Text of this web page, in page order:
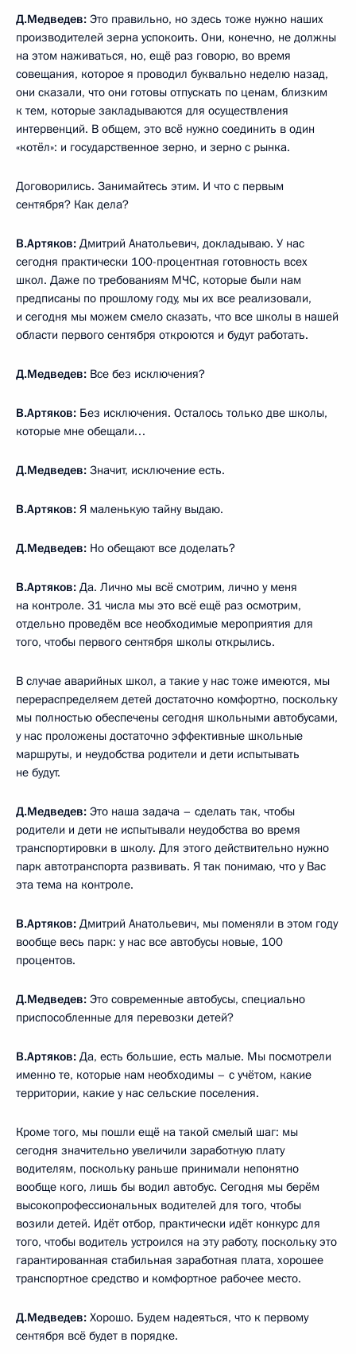
Д.Медведев: Это правильно, но здесь тоже нужно наших
производителей зерна успокоить. Они, конечно, не должны
на этом наживаться, но, ещё раз говорю, во время
совещания, которое я проводил буквально неделю назад,
они сказали, что они готовы отпускать по ценам, близким
к тем, которые закладываются для осуществления
интервенций. В общем, это всё нужно соединить в один
«котёл»: и государственное зерно, и зерно с рынка.
Договорились. Занимайтесь этим. И что с первым
сентября? Как дела?
В.Артяков: Дмитрий Анатольевич, докладываю. У нас
сегодня практически 100-процентная готовность всех
школ. Даже по требованиям МЧС, которые были нам
предписаны по прошлому году, мы их все реализовали,
и сегодня мы можем смело сказать, что все школы в нашей
области первого сентября откроются и будут работать.
Д.Медведев: Все без исключения?
В.Артяков: Без исключения. Осталось только две школы,
которые мне обещали…
Д.Медведев: Значит, исключение есть.
В.Артяков: Я маленькую тайну выдаю.
Д.Медведев: Но обещают все доделать?
В.Артяков: Да. Лично мы всё смотрим, лично у меня
на контроле. 31 числа мы это всё ещё раз осмотрим,
отдельно проведём все необходимые мероприятия для
того, чтобы первого сентября школы открылись.
В случае аварийных школ, а такие у нас тоже имеются, мы
перераспределяем детей достаточно комфортно, поскольку
мы полностью обеспечены сегодня школьными автобусами,
у нас проложены достаточно эффективные школьные
маршруты, и неудобства родители и дети испытывать
не будут.
Д.Медведев: Это наша задача – сделать так, чтобы
родители и дети не испытывали неудобства во время
транспортировки в школу. Для этого действительно нужно
парк автотранспорта развивать. Я так понимаю, что у Вас
эта тема на контроле.
В.Артяков: Дмитрий Анатольевич, мы поменяли в этом году
вообще весь парк: у нас все автобусы новые, 100
процентов.
Д.Медведев: Это современные автобусы, специально
приспособленные для перевозки детей?
В.Артяков: Да, есть большие, есть малые. Мы посмотрели
именно те, которые нам необходимы – с учётом, какие
территории, какие у нас сельские поселения.
Кроме того, мы пошли ещё на такой смелый шаг: мы
сегодня значительно увеличили заработную плату
водителям, поскольку раньше принимали непонятно
вообще кого, лишь бы водил автобус. Сегодня мы берём
высокопрофессиональных водителей для того, чтобы
возили детей. Идёт отбор, практически идёт конкурс для
того, чтобы водитель устроился на эту работу, поскольку это
гарантированная стабильная заработная плата, хорошее
транспортное средство и комфортное рабочее место.
Д.Медведев: Хорошо. Будем надеяться, что к первому
сентября всё будет в порядке.